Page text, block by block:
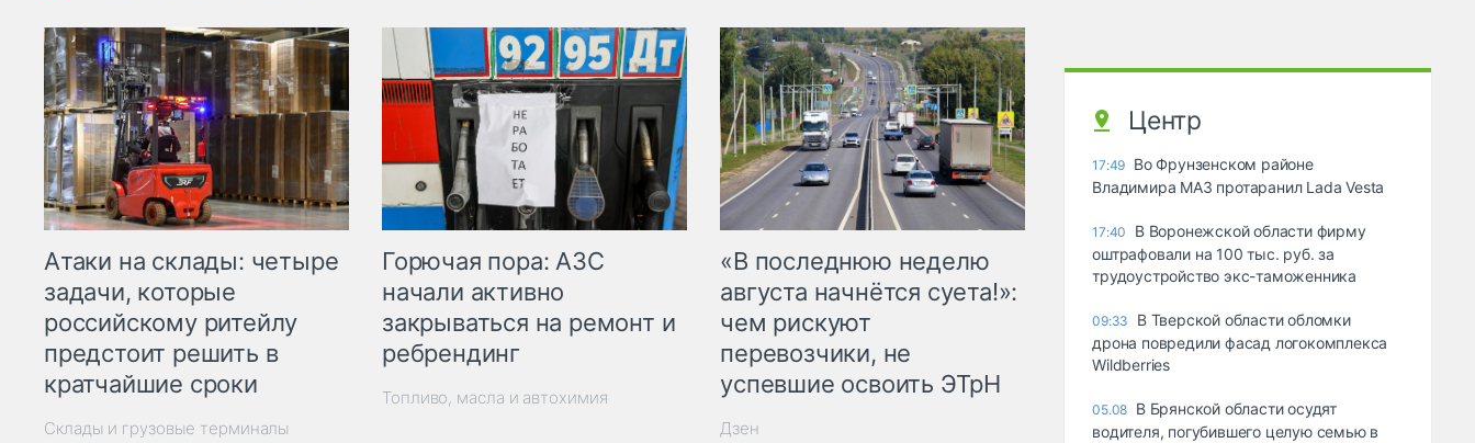
Атаки на склады: четыре
задачи, которые
российскому ритейлу
предстоит решить в
кратчайшие сроки
Склады и грузовые терминалы
Горючая пора: АЗС
начали активно
закрываться на ремонт и
ребрендинг
Топливо, масла и автохимия
«В последнюю неделю
августа начнётся суета!»:
чем рискуют
перевозчики, не
успевшие освоить ЭТрН
Дзен
Центр
17:49 Во Фрунзенском районе
Владимира МАЗ протаранил Lada Vesta
17:40
В Воронежской области фирму
оштрафовали на 100 тыс. руб. за
трудоустройство экс-таможенника
09:33
В Тверской области обломки
дрона повредили фасад логокомплекса
Wildberries
05.08 В Брянской области осудят
водителя, погубившего целую семью в